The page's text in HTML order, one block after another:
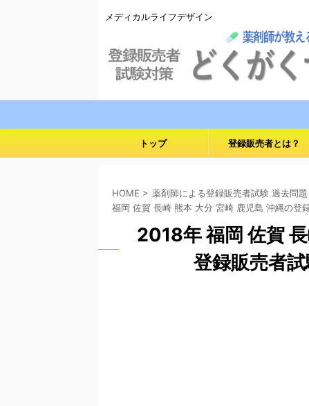
メディカルライフデザイン
トップ 登録販売者とは？
HOME > 薬剤師による登録販売者試験 過去問題
福岡 佐賀 長崎 熊本 大分 宮崎 鹿児島 沖縄の登
2018年 福岡 佐賀
登録販売者